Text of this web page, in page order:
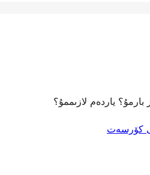
ياردەم لازىممۇ؟
كۆرسەت